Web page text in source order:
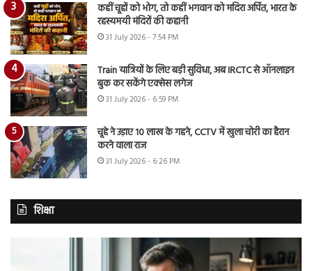
कहीं चूहों को भोग, तो कहीं भगवान को मदिरा अर्पित, भारत के
रहस्यमयी मंदिरों की कहानी
31 July 2026 - 7:54 PM
Train यात्रियों के लिए बड़ी सुविधा, अब IRCTC से ऑनलाइन
बुक कर सकेंगे एक्सेस लगेज
31 July 2026 - 6:59 PM
चूहे ने उड़ाए 10 लाख के गहने, CCTV में खुला चोरी का हैरान
करने वाला राज
31 July 2026 - 6:26 PM
शिक्षा